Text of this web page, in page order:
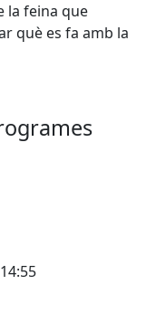
la feina que
què es fa amb la